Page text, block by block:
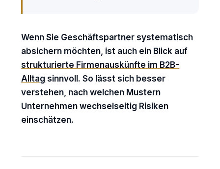
Wenn Sie Geschäftspartner systematisch
absichern möchten, ist auch ein Blick auf
strukturierte Firmenauskünfte im B2B-
Alltag sinnvoll. So lässt sich besser
verstehen, nach welchen Mustern
Unternehmen wechselseitig Risiken
einschätzen.